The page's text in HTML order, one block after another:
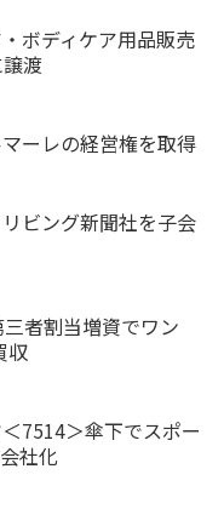
ボディケア用品販売
渡
ーレの経営権を取得
ビング新聞社を子会
者割当増資でワン
収
7514＞傘下でスポー
社化